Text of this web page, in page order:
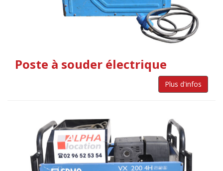
Poste à souder électrique
Plus d'infos